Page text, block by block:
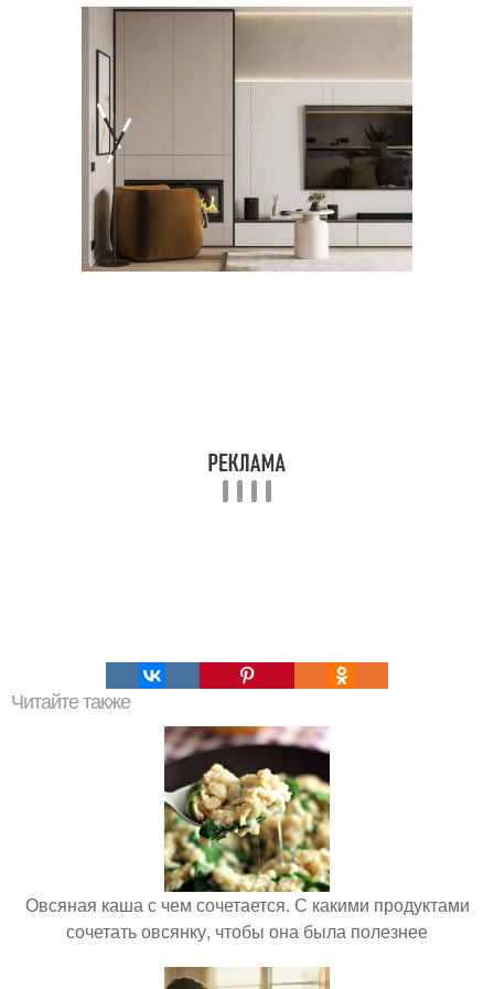
Читайте также
Овсяная каша с чем сочетается. С какими продуктами
сочетать овсянку, чтобы она была полезнее